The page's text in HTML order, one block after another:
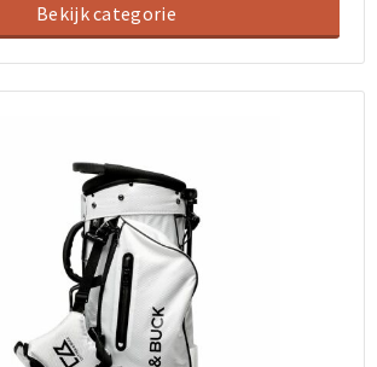
Bekijk categorie